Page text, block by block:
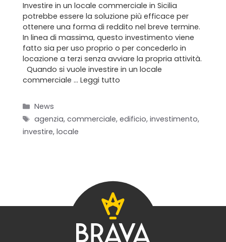
Il team
Formula BRAVA
Servizi per i clienti
Investire in un locale commerciale in Sicilia
potrebbe essere la soluzione più efficace per
ottenere una forma di reddito nel breve termine.
In linea di massima, questo investimento viene
fatto sia per uso proprio o per concederlo in
locazione a terzi senza avviare la propria attività.
Quando si vuole investire in un locale
commerciale … Leggi tutto
Categorie
News
Tag
agenzia,commerciale,edificio,investimento,
investire, locale